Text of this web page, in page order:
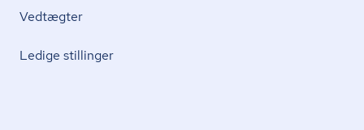
Vedtægter
Ledige stillinger